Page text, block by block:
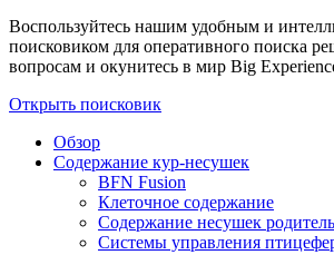
Воспользуйтесь нашим удобным и
поисковиком для оперативного поиска
вопросам и окунитесь в мир Big
Открыть поисковик
Обзор
Содержание кур-несушек
BFN Fusion
Клеточное содержание
Содержание несушек
Системы управления